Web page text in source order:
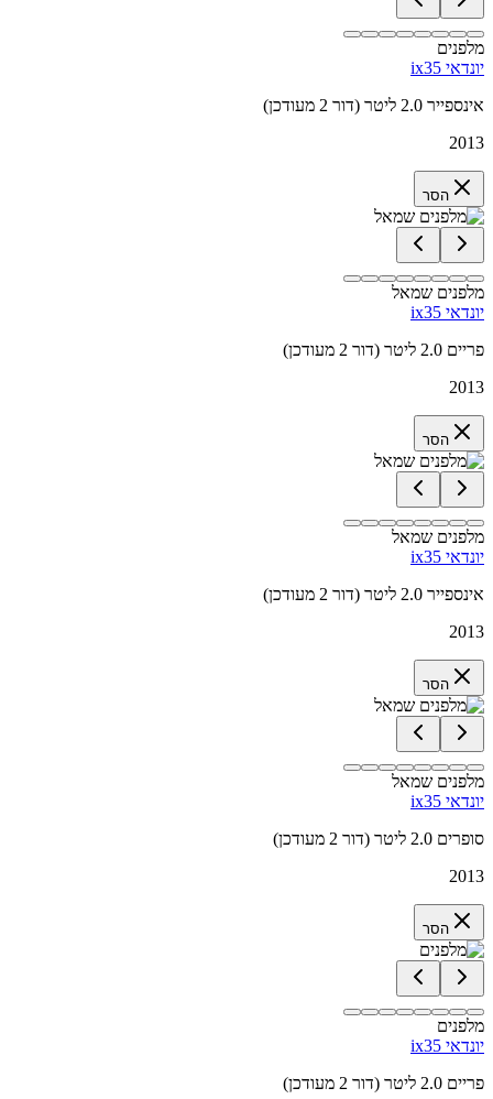
מלפנים
יונדאי ix35
אינספייר 2.0 ליטר (דור 2 מעודכן)
2013
הסר
מלפנים שמאל
יונדאי ix35
פריים 2.0 ליטר (דור 2 מעודכן)
2013
הסר
מלפנים שמאל
יונדאי ix35
אינספייר 2.0 ליטר (דור 2 מעודכן)
2013
הסר
מלפנים שמאל
יונדאי ix35
סופרים 2.0 ליטר (דור 2 מעודכן)
2013
הסר
מלפנים
יונדאי ix35
פריים 2.0 ליטר (דור 2 מעודכן)